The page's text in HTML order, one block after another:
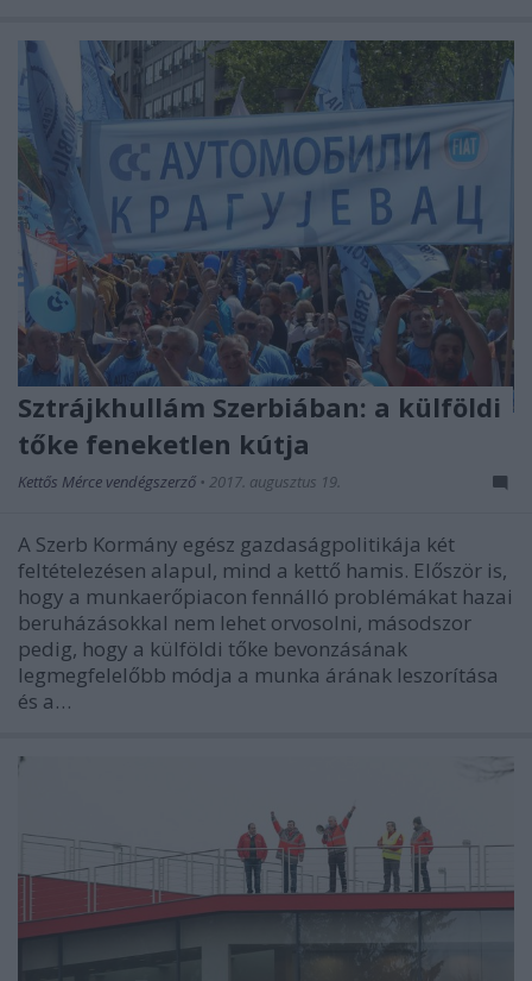
Sztrájkhullám Szerbiában: a külföldi
tőke feneketlen kútja
Kettős Mérce vendégszerző • 2017. augusztus 19.
A Szerb Kormány egész gazdaságpolitikája két
feltételezésen alapul, mind a kettő hamis. Először is,
hogy a munkaerőpiacon fennálló problémákat hazai
beruházásokkal nem lehet orvosolni, másodszor
pedig, hogy a külföldi tőke bevonzásának
legmegfelelőbb módja a munka árának leszorítása
és a…